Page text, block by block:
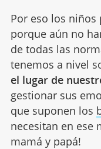
Por eso los niños
porque aún no
de todas las
tenemos a nivel
el lugar de
gestionar sus
que suponen los
necesitan en ese
mamá y papá!